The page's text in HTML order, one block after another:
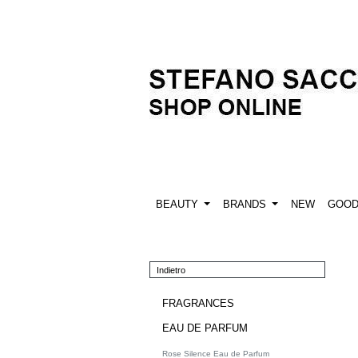
BEAUTY BRANDS NEW
Indietro
FRAGRANCES
EAU DE PARFUM
Rose Silence Eau de Parfum